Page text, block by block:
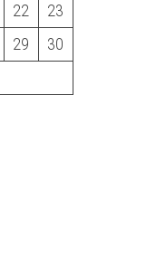
22
23
29
30